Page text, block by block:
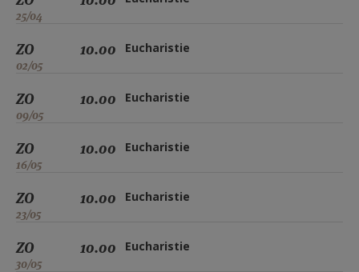
25/04
ZO
02/05
10.00 Eucharistie
ZO
09/05
10.00 Eucharistie
ZO
16/05
10.00 Eucharistie
ZO
23/05
10.00 Eucharistie
ZO
30/05
10.00 Eucharistie